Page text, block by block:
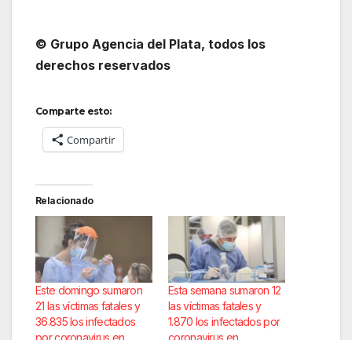
© Grupo Agencia del Plata, todos los
derechos reservados
Comparte esto:
Compartir
Relacionado
Este domingo sumaron
21 las víctimas fatales y
36.835 los infectados
por coronavirus en
Esta semana sumaron 12
las víctimas fatales y
1.870 los infectados por
coronavirus en